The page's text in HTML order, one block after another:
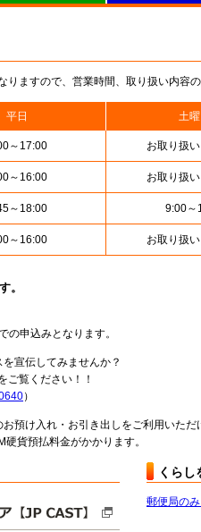
ますので、営業時間、取り扱い内容
平日 土曜
～17:00 お取り扱
～16:00 お取り扱
～18:00 9:00～
～16:00 お取り扱
。
申込みとなります。
宣伝してみませんか？
覧ください！！
）
預け入れ・お引き出しをご利用いただ
貨預払料金がかかります。
くらし
郵便局の